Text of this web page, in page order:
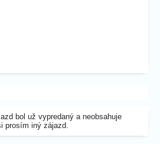
bol už vypredaný a neobsahuje
prosím iný zájazd.